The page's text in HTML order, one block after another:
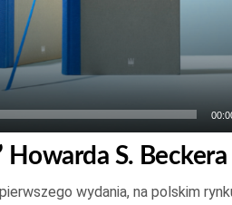
Howarda S. Beckera
wydania, na polskim